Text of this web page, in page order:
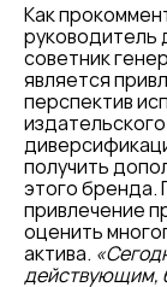
Как
советник
является
перспектив
получить
этого бренда.
привлечение
оценить
актива.
действующим,